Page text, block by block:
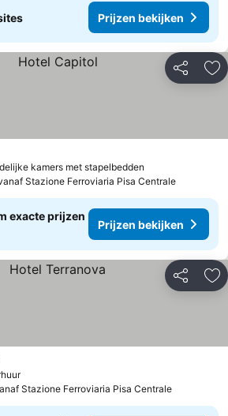
Prijzen bekijken
Delen
kamers met stapelbedden
Stazione Ferroviaria Pisa Centrale
exacte prijzen
Prijzen bekijken
Delen
Stazione Ferroviaria Pisa Centrale